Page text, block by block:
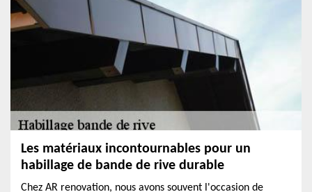
Les matériaux incontournables pour un
habillage de bande de rive durable
Chez AR renovation, nous avons souvent l'occasion de